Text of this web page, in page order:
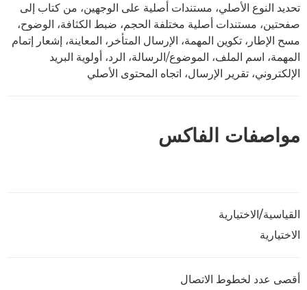
تحديد النوع الأصلي، مستندات أصلية على الوجهين، من كتاب إلى
صفحتين، مستندات أصلية مختلفة الحجم، ضبط الكثافة، الوضوح،
مسح الإطار، تكوين المهمة، الإرسال المتأخر، المعاينة، إشعار إتمام
المهمة، اسم الملف، الموضوع/الرسالة، الرد، أولوية البريد
الإلكتروني، تقرير الإرسال، اتجاه المحتوى الأصلي
مواصفات الفاكس
القياسية/الاختيارية
الاختيارية
أقصى عدد لخطوط الاتصال